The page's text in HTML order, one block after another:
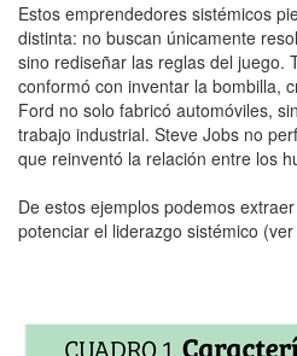
Estos emprendedores sistémicos
distinta: no buscan únicamente
sino rediseñar las reglas del juego.
conformó con inventar la bombilla,
Ford no solo fabricó automóviles,
trabajo industrial. Steve Jobs no
que reinventó la relación entre los
De estos ejemplos podemos
potenciar el liderazgo sistémico (ver